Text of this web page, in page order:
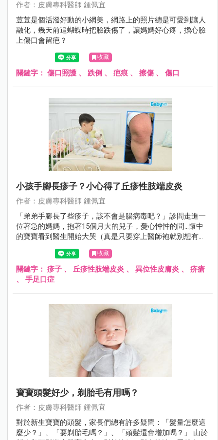
作者：皮膚專科醫師 鍾佩宜
荳荳是個活潑好動的小網美，網路上的照片總是可愛到讓人
融化，幾天前追蝴蝶時把臉跌傷了，讓媽媽好心疼，擔心臉
上傷口會留疤？
收藏
關鍵字： 傷口照護 、 跌倒 、 疤痕 、 擦傷 、 傷口
小孩手腳長疹子？小心得了丘疹性肢端皮炎
作者：皮膚專科醫師 鍾佩宜
「弟弟手腳長了些疹子，該不會是腸病毒吧？」診間走進一
位著急的媽媽，抱著15個月大的兒子，憂心忡忡的問...懷中
的寶寶看到醫生開始大哭（真是只要穿上醫師袍就別想有小
孩緣）；不過仔細檢查後確定不是腸病毒，而是「小兒丘疹
性肢端皮膚炎」。
收藏
關鍵字： 疹子 、 丘疹性肢端皮炎 、 異位性皮膚炎 、 疥瘡
、 手足口症
寶寶頭髮好少，剃胎毛有用嗎？
作者：皮膚專科醫師 鍾佩宜
對於新生寶寶的頭髮，家長們總有許多疑問：「髮量怎麼這
麼少？」、「要剃胎毛嗎？」、「頭髮還會增加嗎？」 由於